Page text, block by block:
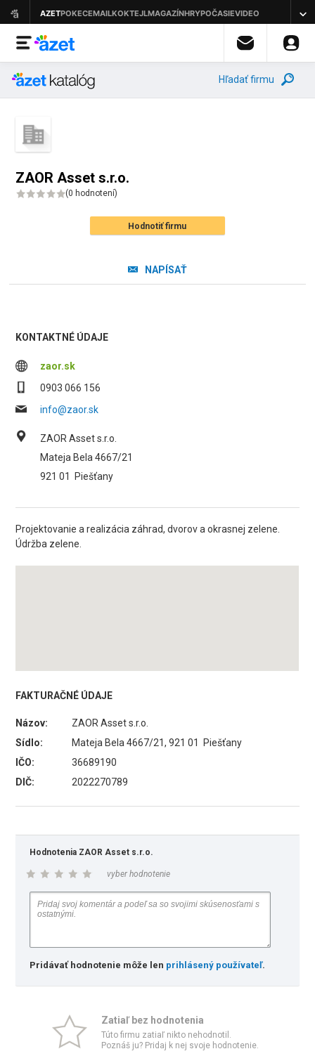
Hľadať firmu
ZAOR Asset s.r.o.
(0 hodnotení)
Hodnotiť firmu
NAPÍSAŤ
KONTAKTNÉ ÚDAJE
zaor.sk
0903 066 156
info@zaor.sk
ZAOR Asset s.r.o.
Mateja Bela 4667/21
921 01
Piešťany
Projektovanie a realizácia záhrad, dvorov a okrasnej zelene.
Údržba zelene.
FAKTURAČNÉ ÚDAJE
Názov:
ZAOR Asset s.r.o.
Sídlo:
Mateja Bela 4667/21, 921 01 Piešťany
IČO:
36689190
DIČ:
2022270789
Hodnotenia ZAOR Asset s.r.o.
vyber hodnotenie
Pridávať hodnotenie môže len prihlásený používateľ.
Zatiaľ bez hodnotenia
Túto firmu zatiaľ nikto nehodnotil.
Poznáš ju? Pridaj k nej svoje hodnotenie.